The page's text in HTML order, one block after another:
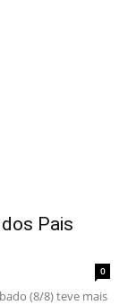
Pais
0
(8/8) teve mais